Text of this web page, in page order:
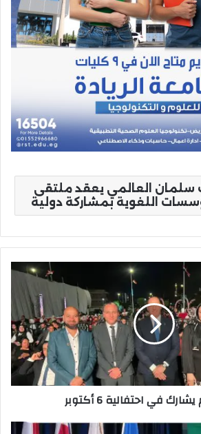
العالمي يعقد ملتقى
اللغوية بمشاركة دولية
في احتفالية 6 أكتوبر